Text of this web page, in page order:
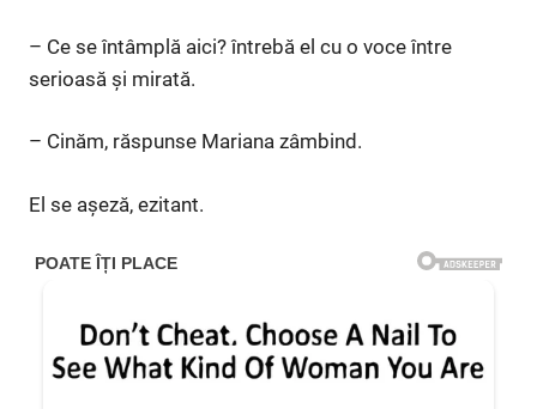
– Ce se întâmplă aici? întrebă el cu o voce între
serioasă și mirată.
– Cinăm, răspunse Mariana zâmbind.
El se așeză, ezitant.